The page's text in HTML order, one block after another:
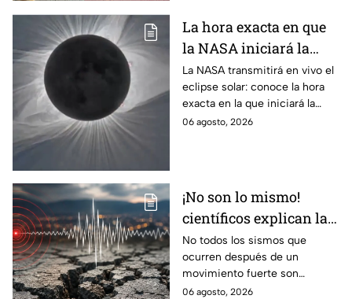
La hora exacta en que
la NASA iniciará la
transmisión en vivo
del eclipse solar
La NASA transmitirá en vivo el
eclipse solar: conoce la hora
exacta en la que iniciará la
cobertura para no perderte de
06 agosto, 2026
¡No son lo mismo!
científicos explican las
diferencias entre
enjambre sísmico y
réplicas
No todos los sismos que
ocurren después de un
movimiento fuerte son
réplicas. Científicos explican
06 agosto, 2026